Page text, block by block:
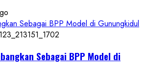
Sebagai BPP Model di Gunungkidul
Sebagai BPP Model di